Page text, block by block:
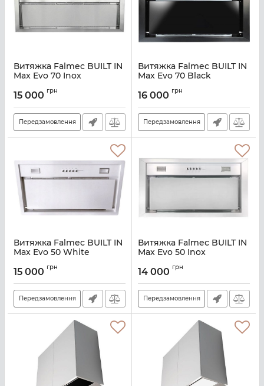
Витяжка Falmec BUILT IN
Max Evo 70 Inox
15 000 грн
Передзамовлення
Витяжка Falmec BUILT IN
Max Evo 70 Black
16 000 грн
Передзамовлення
Витяжка Falmec BUILT IN
Max Evo 50 White
15 000 грн
Передзамовлення
Витяжка Falmec BUILT IN
Max Evo 50 Inox
14 000 грн
Передзамовлення